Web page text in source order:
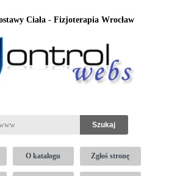
Ciała - Fizjoterapia Wrocław
O katalogu Zgłoś stronę